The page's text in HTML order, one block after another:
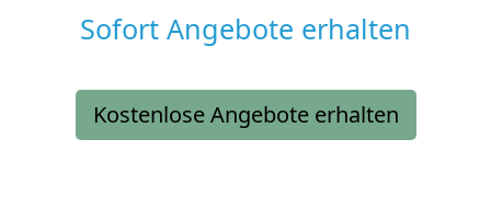
Sofort Angebote erhalten
Kostenlose Angebote erhalten